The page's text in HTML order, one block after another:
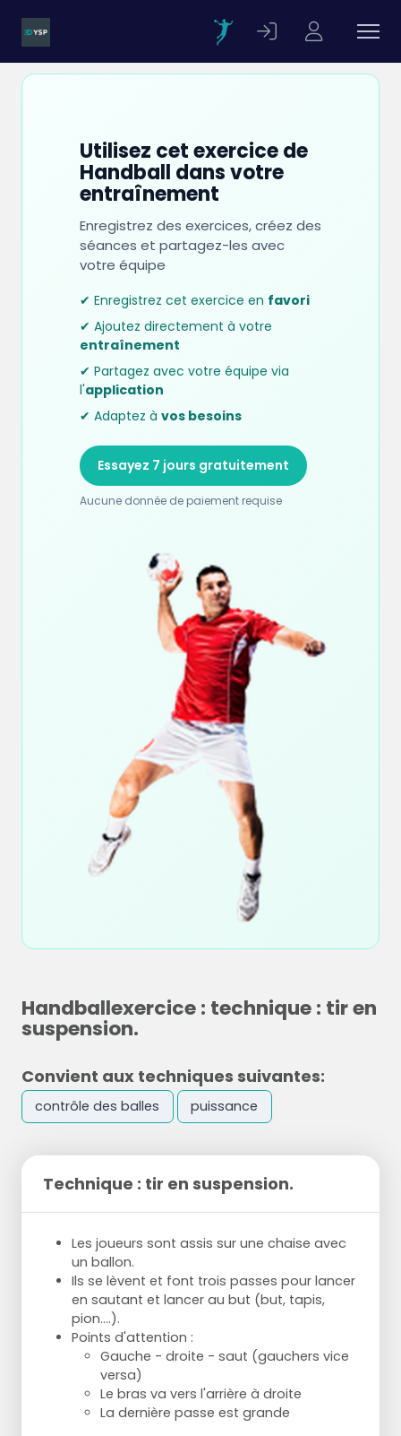
Utilisez cet exercice de
Handball dans votre
entraînement
Enregistrez des exercices, créez des
séances et partagez-les avec
votre équipe
✔ Enregistrez cet exercice en favori
✔ Ajoutez directement à votre
entraînement
✔ Partagez avec votre équipe via
l'application
✔ Adaptez à vos besoins
Essayez 7 jours gratuitement
Aucune donnée de paiement requise
Handballexercice : technique : tir en
suspension.
Convient aux techniques suivantes:
contrôle des balles puissance
Technique : tir en suspension.
Les joueurs sont assis sur une chaise avec
un ballon.
Ils se lèvent et font trois passes pour lancer
en sautant et lancer au but (but, tapis,
pion....).
Points d'attention :
Gauche - droite - saut (gauchers vice
versa)
Le bras va vers l'arrière à droite
La dernière passe est grande